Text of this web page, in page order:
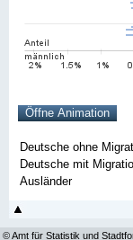
Deutsche ohne
Deutsche mit
Ausländer
© Amt für Statistik und